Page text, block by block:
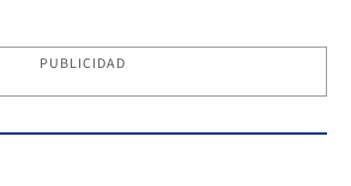
PUBLICIDAD